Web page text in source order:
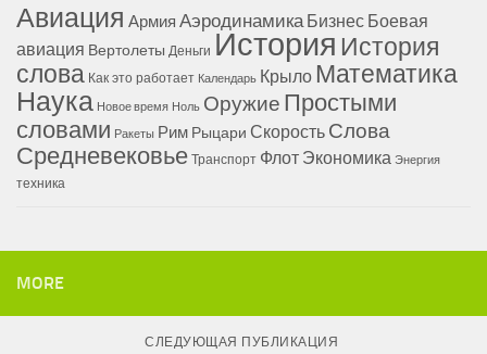
Авиация Армия Аэродинамика Бизнес Боевая
авиация Вертолеты Деньги История История
слова Как это работает Календарь Крыло Математика
Наука Новое время Ноль Оружие Простыми
словами Ракеты Рим Рыцари Скорость Слова
Средневековье Транспорт Флот Экономика Энергия
техника
MORE
СЛЕДУЮЩАЯ ПУБЛИКАЦИЯ